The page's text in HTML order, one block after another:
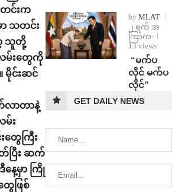
င်းက
သတင်း
သူတို့
မ်းတွေကို
မိုင်းဆင်
လာတာနဲ့
မ်း
တွေကြီး
ပြီး ဆက်
ေ့မှာ ကြို
ေဖြစ်
by MLAT
၂ ရက် အ
ကြာက
13 views
⁨ ⁨“မက်ပ
လိုင် မက်ပ
လိုင်”
GET DAILY NEWS